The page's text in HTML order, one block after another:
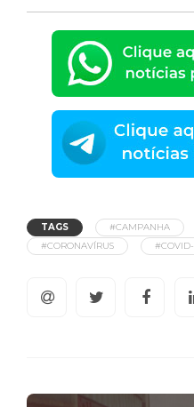
TAGS #CAMPANHA
#CORONAVÍRUS